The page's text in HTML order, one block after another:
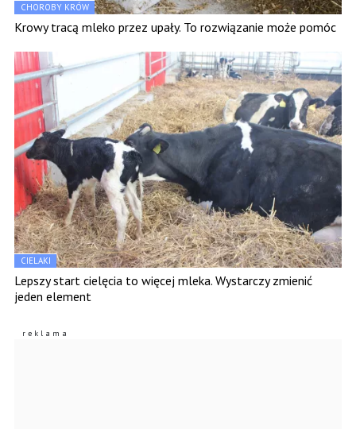
CHOROBY KRÓW
Krowy tracą mleko przez upały. To rozwiązanie może pomóc
CIELAKI
Lepszy start cielęcia to więcej mleka. Wystarczy zmienić
jeden element